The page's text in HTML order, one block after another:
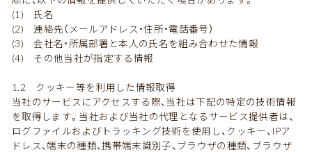
(1) 氏名
(2) 連絡先（メールアドレス・住所・電話番号）
(3) 会社名・所属部署と本人の氏名を組み合わせた情報
(4) その他当社が指定する情報
1.2 クッキー等を利用した情報取得
当社のサービスにアクセスする際、当社は下記の特定の技術情報
を取得します。当社および当社の代理となるサービス提供者は、
ログファイルおよびトラッキング技術を使用し、クッキー、IPア
ドレス、端末の種類、携帯端末識別子、ブラウザの種類、ブラウザ